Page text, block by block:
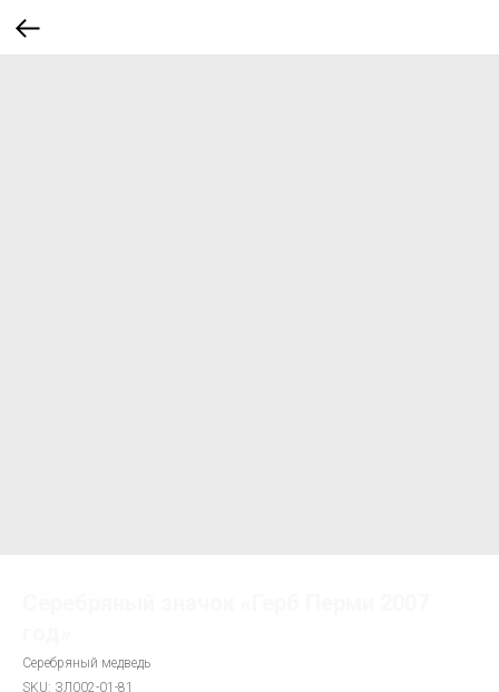
Серебряный медведь
SKU: ЗЛ002-01-81